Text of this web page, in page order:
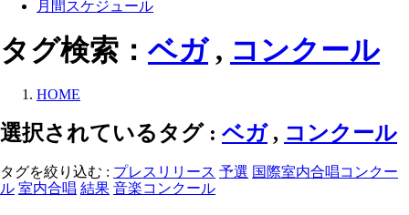
月間スケジュール
タグ検索： ベガ, コンクール
HOME
選択されているタグ : ベガ, コンクール
タグを絞り込む : プレスリリース 予選 国際室内合唱コンクー
ル 室内合唱 結果 音楽コンクール